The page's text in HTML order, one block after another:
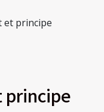
et principe